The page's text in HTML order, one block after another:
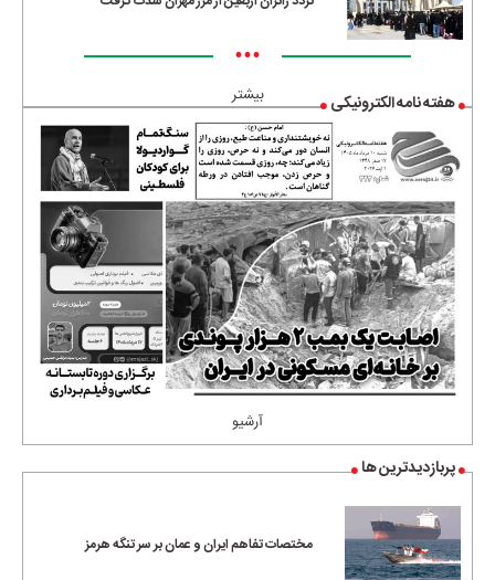
•••
بیشتر هفته نامه الکترونیکی
آرشیو
پربازدیدترین ها
مختصات تفاهم ایران و عمان بر سر تنگه هرمز